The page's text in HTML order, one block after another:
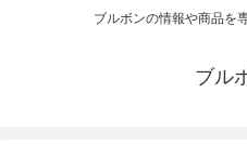
ブルボンの情報や商品を
ブル